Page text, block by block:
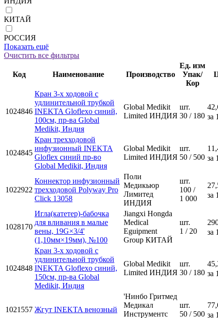
КИТАЙ
РОССИЯ
Показать ещё
Очистить все фильтры
Код Наименование Производство
Ед. изм
Упак/
Кор
1024846
Кран 3-х ходовой с
удлинительной трубкой
INEKTA Gloflexo синий,
100см, пр-ва Global
Medikit, Индия
Global Medikit
Limited ИНДИЯ
шт.
30 / 180 за
1024845
Кран трехходовой
инфузионный INEKTA
Gloflex синий пр-во
Global Medikit, Индия
Global Medikit
Limited ИНДИЯ
шт.
50 / 500 за
1022922
Коннектор инфузионный
трехходовой Polyway Pro
Click 13058
Поли
Медикьюр
Лимитед
ИНДИЯ
шт.
100 /
1 000
за
1028170
Игла(катетер)-бабочка
для вливания в малые
вены, 19G×3/4'
(1,10мм×19мм), №100
Jiangxi Hongda
Medical
Eguipment
Group КИТАЙ
шт.
1 / 20
за
1024848
Кран 3-х ходовой с
удлинительной трубкой
INEKTA Gloflexo синий,
150см, пр-ва Global
Medikit, Индия
Global Medikit
Limited ИНДИЯ
шт.
30 / 180 за
1021557 Жгут INEKTA венозный
'Нинбо Гритмед
Медикал
Инструментс
шт.
50 / 500 за